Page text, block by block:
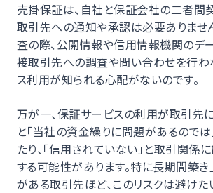
売掛保証は、自社と保証会社の二者間
取引先への通知や承認は必要ありませ
査の際、公開情報や信用情報機関のデ
接取引先への調査や問い合わせを行わ
ス利用が知られる心配がないのです。
万が一、保証サービスの利用が取引先
と「当社の資金繰りに問題があるので
たり、「信用されていない」と取引関係
する可能性があります。特に長期間築
がある取引先ほど、このリスクは避けた